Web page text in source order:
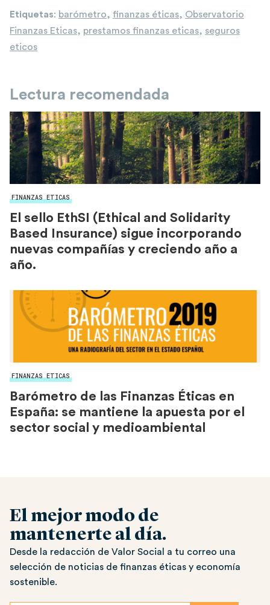
Etiquetas: barómetro, finanzas éticas, Observatorio
Finanzas Eticas, prestamos finanzas eticas, seguros
eticos
Lectura recomendada
FINANZAS ETICAS
El sello EthSI (Ethical and Solidarity
Based Insurance) sigue incorporando
nuevas compañías y creciendo año a
año.
FINANZAS ETICAS
Barómetro de las Finanzas Éticas en
España: se mantiene la apuesta por el
sector social y medioambiental
El mejor modo de
mantenerte al día.
Desde la redacción de Valor Social a tu correo una
selección de noticias de finanzas éticas y economía
sostenible.